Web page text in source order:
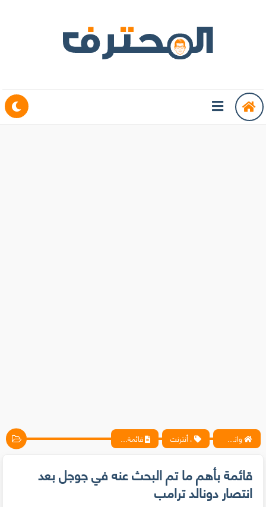
واتس آب ، فيسبوك ، أنترنت ، شروحات تقنية حصرية - المحترف ، أنترنت قائمة بأهم ما تم البحث عنه في جوجل بعد انتصار دونالد ترامب
قائمة بأهم ما تم البحث عنه في جوجل بعد
انتصار دونالد ترامب